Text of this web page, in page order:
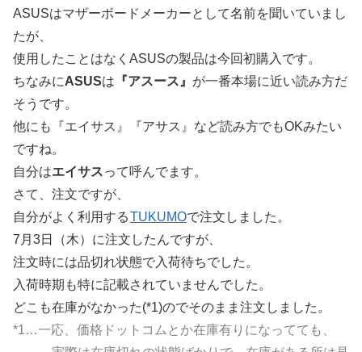
ASUSはマザーボードメーカーとして名前を聞いていまし
たが、
使用したことはなくASUSの製品は今回初購入です。
ちなみにASUSは 『アスース』 が一番本場に近い読み方だ
そうです。
他にも『エイサス』『アサス』など読み方でもOKみたい
ですね。
自分はエイサスって呼んでます。
さて、注文ですが、
自分がよく利用するTUKUMOで注文しました。
7月3日（木）に注文したんですが、
注文時には品切れ状態で入荷待ちでした。
入荷時期も特に記載されていませんでした。
どこも在庫がなかった(*1)のでそのまま注文しました。
*1…一応、価格ドットコムとか在庫有りになってても、